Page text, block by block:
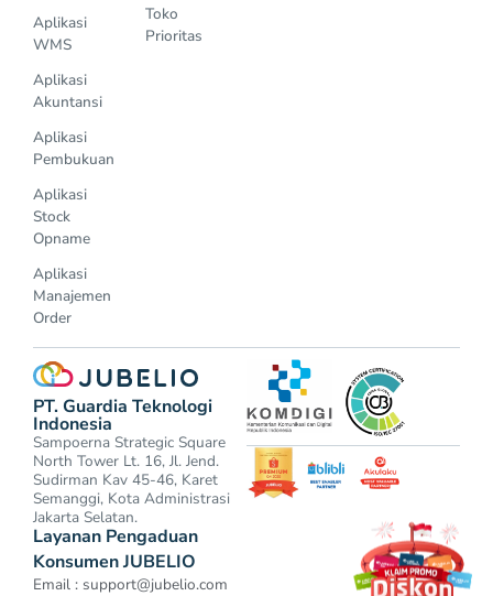
Aplikasi
WMS
Aplikasi
Akuntansi
Aplikasi
Pembukuan
Aplikasi
Stock
Opname
Aplikasi
Manajemen
Order
Toko
Prioritas
PT. Guardia Teknologi
Indonesia
Sampoerna Strategic Square
North Tower Lt. 16, Jl. Jend.
Sudirman Kav 45-46, Karet
Semanggi, Kota Administrasi
Jakarta Selatan.
Layanan Pengaduan
Konsumen JUBELIO
Email : support@jubelio.com